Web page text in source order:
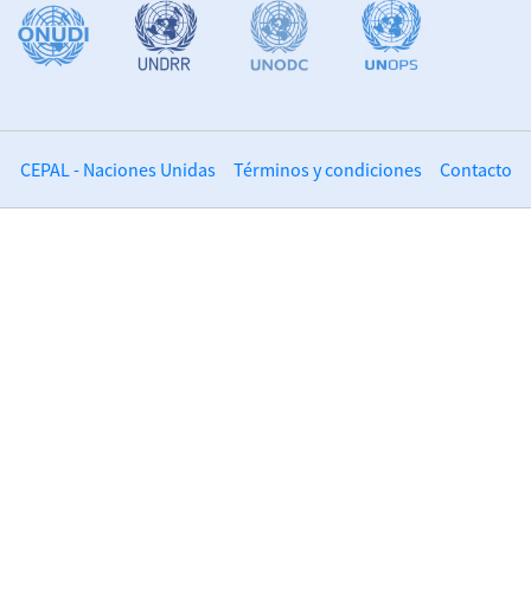
CEPAL - Naciones Unidas Términos y condiciones Contacto